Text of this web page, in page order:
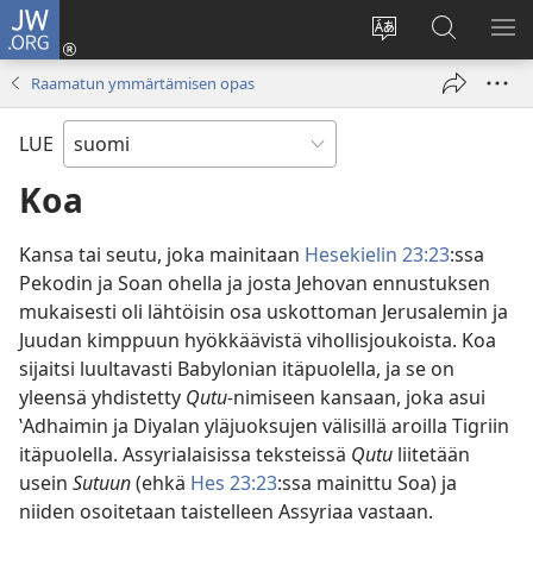
JW.ORG
Vaihda
sivuston
Kirjaudu
(avaa
Hae
JW.ORG-
sivustolta
Raamatun ymmärtämisen opas
LUE
Koa
Kansa tai seutu, joka mainitaan Hesekielin 23:23:ssa
Pekodin ja Soan ohella ja josta Jehovan ennustuksen
mukaisesti oli lähtöisin osa uskottoman Jerusalemin ja
Juudan kimppuun hyökkäävistä vihollisjoukoista. Koa
sijaitsi luultavasti Babylonian itäpuolella, ja se on
yleensä yhdistetty Qutu-nimiseen kansaan, joka asui
ʽAdhaimin ja Diyalan yläjuoksujen välisillä aroilla Tigriin
itäpuolella. Assyrialaisissa teksteissä Qutu liitetään
usein Sutuun(ehkä Hes 23:23:ssa mainittu Soa) ja
niiden osoitetaan taistelleen Assyriaa vastaan.